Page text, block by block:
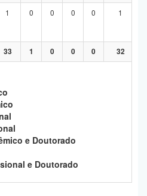
1 0 0 0 0 1
33 1 0 0 0 32
e Doutorado
e Doutorado